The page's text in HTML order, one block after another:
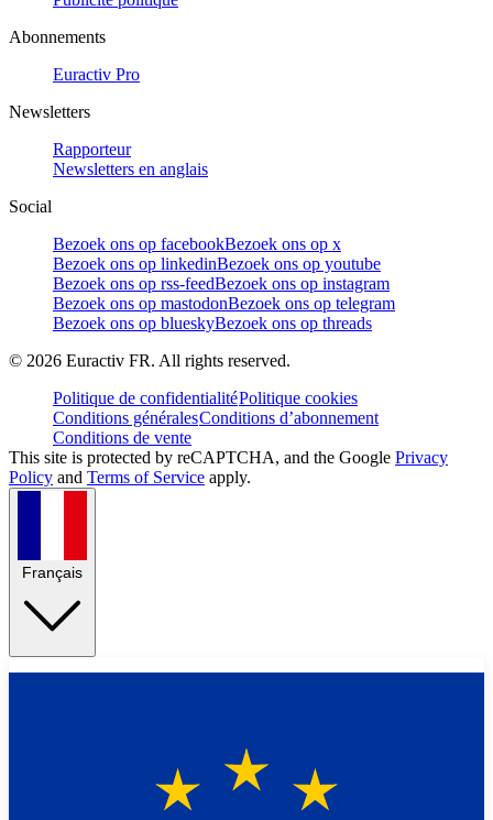
Abonnements
Euractiv Pro
Newsletters
Rapporteur
Newsletters en anglais
Social
Bezoek ons op facebookBezoek ons op x
Bezoek ons op linkedinBezoek ons op youtube
Bezoek ons op rss-feedBezoek ons op instagram
Bezoek ons op mastodonBezoek ons op telegram
Bezoek ons op blueskyBezoek ons op threads
© 2026 Euractiv FR. All rights reserved.
Politique de confidentialitéPolitique cookies
Conditions généralesConditions d’abonnement
Conditions de vente
This site is protected by reCAPTCHA, and the Google Privacy
Policy and Terms of Service apply.
Français